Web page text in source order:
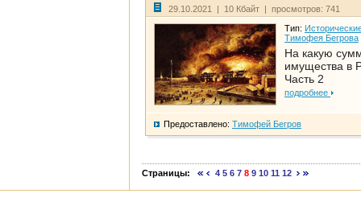
29.10.2021 | 10 Кбайт | просмотров: 741
Тип:
Тимофея Бегрова
На какую
имущества в
Часть 2
подробнее
Предоставлено: Тимофей Бегров
Страницы: 4 5 6 7 8 9 10 11 12